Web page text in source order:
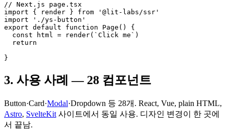
// Next.js page.tsx
import { render } from '@lit-labs/ssr'
import './ys-button'
export default function Page() {
  const html = render(`Click me`)
  return
}
3. 사용 사례 — 28 컴포넌트
Button·Card·Modal·Dropdown 등 28개. React, Vue, plain HTML,
Astro, SvelteKit 사이트에서 동일 사용. 디자인 변경이 한 곳에
서 끝남.